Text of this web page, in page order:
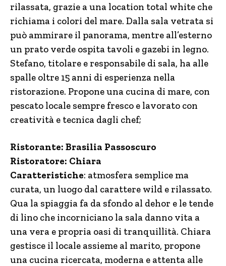
rilassata, grazie a una location total white che
richiama i colori del mare. Dalla sala vetrata si
può ammirare il panorama, mentre all’esterno
un prato verde ospita tavoli e gazebi in legno.
Stefano, titolare e responsabile di sala, ha alle
spalle oltre 15 anni di esperienza nella
ristorazione. Propone una cucina di mare, con
pescato locale sempre fresco e lavorato con
creatività e tecnica dagli chef;
Ristorante: Brasilia Passoscuro
Ristoratore: Chiara
Caratteristiche: atmosfera semplice ma
curata, un luogo dal carattere wild e rilassato.
Qua la spiaggia fa da sfondo al dehor e le tende
di lino che incorniciano la sala danno vita a
una vera e propria oasi di tranquillità. Chiara
gestisce il locale assieme al marito, propone
una cucina ricercata, moderna e attenta alle